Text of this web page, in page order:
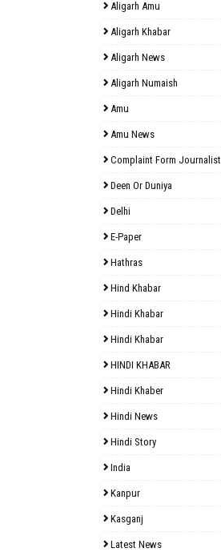
Aligarh Amu
Aligarh Khabar
Aligarh News
Aligarh Numaish
Amu
Amu News
Complaint Form Journalist
Deen Or Duniya
Delhi
E-Paper
Hathras
Hind Khabar
Hindi Khabar
Hindi Khabar
HINDI KHABAR
Hindi Khaber
Hindi News
Hindi Story
India
Kanpur
Kasganj
Latest News